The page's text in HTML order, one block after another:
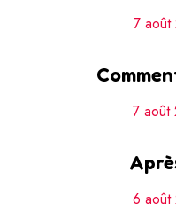
7
7 août
6 août